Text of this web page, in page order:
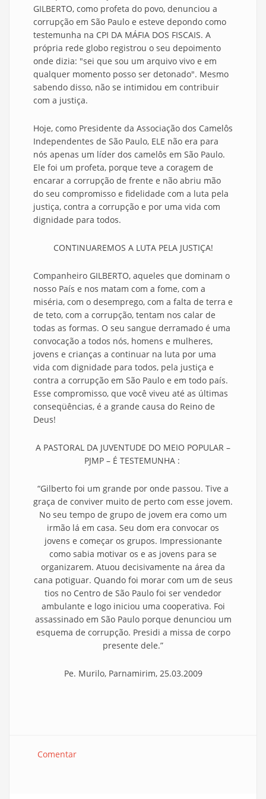
GILBERTO, como profeta do povo, denunciou a
corrupção em São Paulo e esteve depondo como
testemunha na CPI DA MÁFIA DOS FISCAIS. A
própria rede globo registrou o seu depoimento
onde dizia: "sei que sou um arquivo vivo e em
qualquer momento posso ser detonado". Mesmo
sabendo disso, não se intimidou em contribuir
com a justiça.
Hoje, como Presidente da Associação dos Camelôs
Independentes de São Paulo, ELE não era para
nós apenas um líder dos camelôs em São Paulo.
Ele foi um profeta, porque teve a coragem de
encarar a corrupção de frente e não abriu mão
do seu compromisso e fidelidade com a luta pela
justiça, contra a corrupção e por uma vida com
dignidade para todos.
CONTINUAREMOS A LUTA PELA JUSTIÇA!
Companheiro GILBERTO, aqueles que dominam o
nosso País e nos matam com a fome, com a
miséria, com o desemprego, com a falta de terra e
de teto, com a corrupção, tentam nos calar de
todas as formas. O seu sangue derramado é uma
convocação a todos nós, homens e mulheres,
jovens e crianças a continuar na luta por uma
vida com dignidade para todos, pela justiça e
contra a corrupção em São Paulo e em todo país.
Esse compromisso, que você viveu até as últimas
conseqüências, é a grande causa do Reino de
Deus!
A PASTORAL DA JUVENTUDE DO MEIO POPULAR –
PJMP – É TESTEMUNHA :
“Gilberto foi um grande por onde passou. Tive a
graça de conviver muito de perto com esse jovem.
No seu tempo de grupo de jovem era como um
irmão lá em casa. Seu dom era convocar os
jovens e começar os grupos. Impressionante
como sabia motivar os e as jovens para se
organizarem. Atuou decisivamente na área da
cana potiguar. Quando foi morar com um de seus
tios no Centro de São Paulo foi ser vendedor
ambulante e logo iniciou uma cooperativa. Foi
assassinado em São Paulo porque denunciou um
esquema de corrupção. Presidi a missa de corpo
presente dele.”
Pe. Murilo, Parnamirim, 25.03.2009
Comentar